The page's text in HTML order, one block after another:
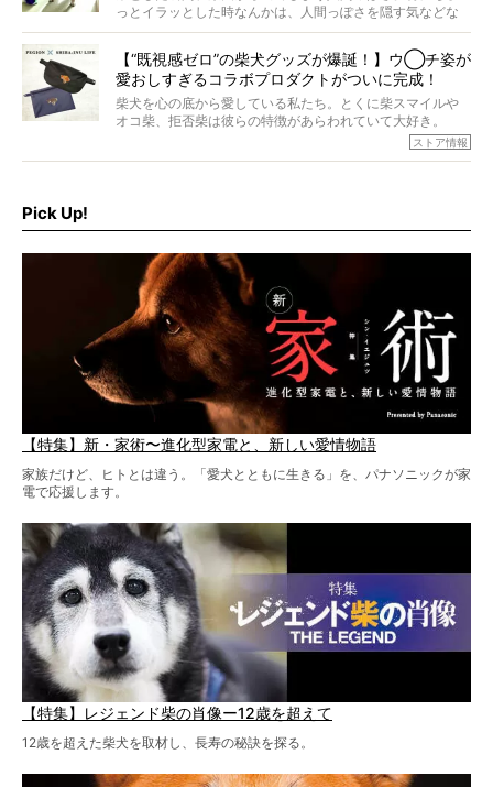
ら食が細かったため、何でも食べさせてきたということで
っとイラッとした時なんかは、人間っぽさを隠す気などな
いように見えます。もしかして本当の本当は、中身は人間
【“既視感ゼロ”の柴犬グッズが爆誕！】ウ◯チ姿が
愛おしすぎるコラボプロダクトがついに完成！
柴犬を心の底から愛している私たち。とくに柴スマイルや
オコ柴、拒否柴は彼らの特徴があらわれていて大好き。
でもちょっと待て…もうひとつ、忘れてはならない愛おしい
ストア情報
Pick Up!
【特集】新・家術〜進化型家電と、新しい愛情物語
家族だけど、ヒトとは違う。「愛犬とともに生きる」を、パナソニックが家
電で応援します。
【特集】レジェンド柴の肖像ー12歳を超えて
12歳を超えた柴犬を取材し、長寿の秘訣を探る。